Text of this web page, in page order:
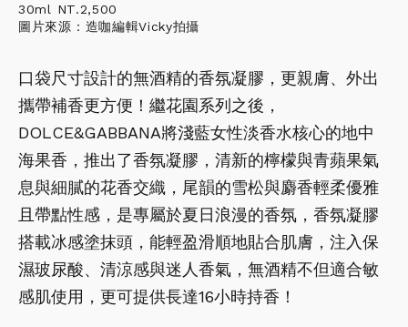
30ml NT.2,500
圖片來源：造咖編輯Vicky拍攝
口袋尺寸設計的無酒精的香氛凝膠，更親膚、外出
攜帶補香更方便！繼花園系列之後，
DOLCE&GABBANA將淺藍女性淡香水核心的地中
海果香，推出了香氛凝膠，清新的檸檬與青蘋果氣
息與細膩的花香交織，尾韻的雪松與麝香輕柔優雅
且帶點性感，是專屬於夏日浪漫的香氛，香氛凝膠
搭載冰感塗抹頭，能輕盈滑順地貼合肌膚，注入保
濕玻尿酸、清涼感與迷人香氣，無酒精不但適合敏
感肌使用，更可提供長達16小時持香！